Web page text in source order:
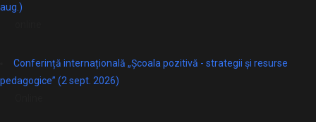
aug.)
Conferință internațională „Școala pozitivă - strategii și resurse
pedagogice” (2 sept. 2026)